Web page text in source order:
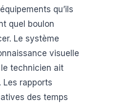
qu’ils
quel boulon
Le système
visuelle
technicien ait
Les rapports
des temps